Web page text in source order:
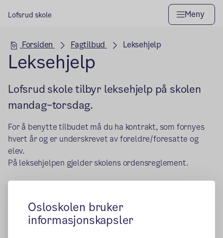
Osloskolen bruker
informasjonskapsler
Lofsrud skole Meny
Hovedseksjon
Forsiden Fagtilbud Leksehjelp
Leksehjelp
Lofsrud skole tilbyr leksehjelp på skolen
mandag–torsdag.
For å benytte tilbudet må du ha kontrakt, som fornyes
hvert år og er underskrevet av foreldre/foresatte og
elev.
På leksehjelpen gjelder skolens ordensreglement.